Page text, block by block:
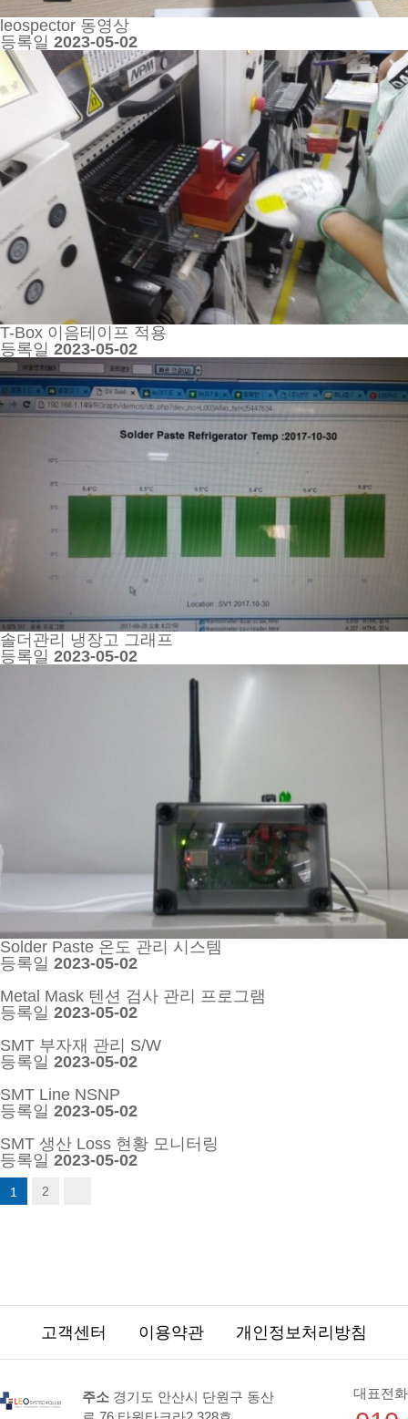
leospector 동영상
등록일 2023-05-02
T-Box 이음테이프 적용
등록일 2023-05-02
솔더관리 냉장고 그래프
등록일 2023-05-02
Solder Paste 온도 관리 시스템
등록일 2023-05-02
Metal Mask 텐션 검사 관리 프로그램
등록일 2023-05-02
SMT 부자재 관리 S/W
등록일 2023-05-02
SMT Line NSNP
등록일 2023-05-02
SMT 생산 Loss 현황 모니터링
등록일 2023-05-02
1 2
고객센터 이용약관 개인정보처리방침
주소 경기도 안산시 단원구 동산
대표전화